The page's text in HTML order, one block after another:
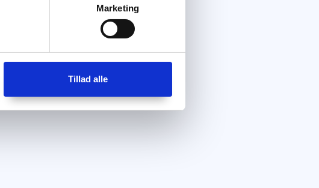
Marketing
Tillad alle